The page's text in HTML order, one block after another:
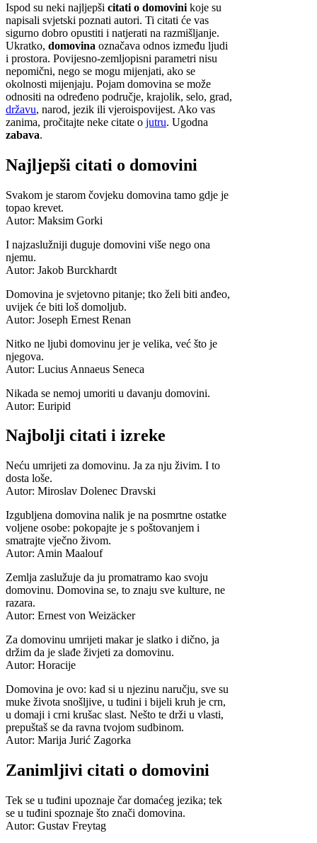
Ispod su neki najljepši citati o domovini koje su
napisali svjetski poznati autori. Ti citati će vas
sigurno dobro opustiti i natjerati na razmišljanje.
Ukratko, domovina označava odnos između ljudi
i prostora. Povijesno-zemljopisni parametri nisu
nepomični, nego se mogu mijenjati, ako se
okolnosti mijenjaju. Pojam domovina se može
odnositi na određeno područje, krajolik, selo, grad,
državu, narod, jezik ili vjeroispovijest. Ako vas
zanima, pročitajte neke citate o jutru. Ugodna
zabava.
Najljepši citati o domovini
Svakom je starom čovjeku domovina tamo gdje je
topao krevet.
Autor: Maksim Gorki
I najzaslužniji duguje domovini više nego ona
njemu.
Autor: Jakob Burckhardt
Domovina je svjetovno pitanje; tko želi biti anđeo,
uvijek će biti loš domoljub.
Autor: Joseph Ernest Renan
Nitko ne ljubi domovinu jer je velika, već što je
njegova.
Autor: Lucius Annaeus Seneca
Nikada se nemoj umoriti u davanju domovini.
Autor: Euripid
Najbolji citati i izreke
Neću umrijeti za domovinu. Ja za nju živim. I to
dosta loše.
Autor: Miroslav Dolenec Dravski
Izgubljena domovina nalik je na posmrtne ostatke
voljene osobe: pokopajte je s poštovanjem i
smatrajte vječno živom.
Autor: Amin Maalouf
Zemlja zaslužuje da ju promatramo kao svoju
domovinu. Domovina se, to znaju sve kulture, ne
razara.
Autor: Ernest von Weizäcker
Za domovinu umrijeti makar je slatko i dično, ja
držim da je slađe živjeti za domovinu.
Autor: Horacije
Domovina je ovo: kad si u njezinu naručju, sve su
muke života snošljive, u tuđini i bijeli kruh je crn,
u domaji i crni krušac slast. Nešto te drži u vlasti,
prepuštaš se da ravna tvojom sudbinom.
Autor: Marija Jurić Zagorka
Zanimljivi citati o domovini
Tek se u tuđini upoznaje čar domaćeg jezika; tek
se u tuđini spoznaje što znači domovina.
Autor: Gustav Freytag